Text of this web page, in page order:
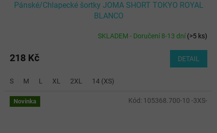
Pánské/Chlapecké šortky JOMA SHORT TOKYO ROYAL
BLANCO
SKLADEM - Doručení 8-13 dní(>5 ks)
218 Kč DETAIL
S M L XL 2XL 14 (XS)
Novinka Kód: 105368.700-10 -3XS-